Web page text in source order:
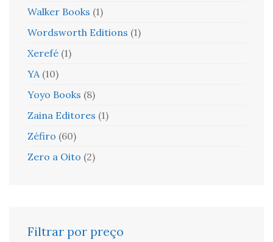
Walker Books (1)
Wordsworth Editions (1)
Xerefé (1)
YA (10)
Yoyo Books (8)
Zaina Editores (1)
Zéfiro (60)
Zero a Oito (2)
Filtrar por preço